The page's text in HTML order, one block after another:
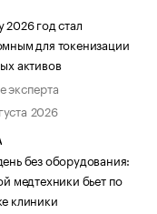
2026 год стал
для токенизации
активов
эксперта
2026
без оборудования:
медтехники бьет по
клиники